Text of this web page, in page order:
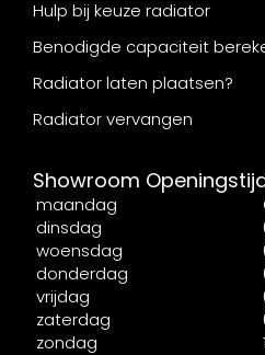
Hulp bij keuze radiator
Benodigde capaciteit
Radiator laten plaatsen?
Radiator vervangen
Showroom
maandag
dinsdag
woensdag
donderdag
vrijdag
zaterdag
zondag